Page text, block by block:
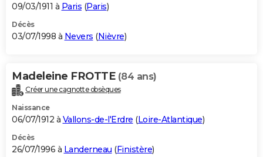
09/03/1911 à Paris (Paris)
Décès
03/07/1998 à Nevers (Nièvre)
Madeleine FROTTE (84 ans)
Créer une cagnotte obsèques
Naissance
06/07/1912 à Vallons-de-l'Erdre (Loire-Atlantique)
Décès
26/07/1996 à Landerneau (Finistère)